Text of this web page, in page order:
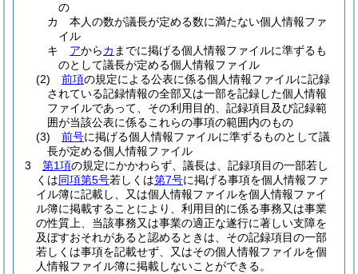
の
カ
本人の数が議長が定める数に満たない個人情報ファ
イル
キ
アからカ までに掲げる個人情報ファイルに準ずるも
のとして議長が定める個人情報ファイル
(2)
前項の規定による公表に係る個人情報ファイルに記録
されている記録情報の全部又は一部を記録した個人情報
ファイルであって、その利用目的、記録項目及び記録範
囲が当該公表に係るこれらの事項の範囲内のもの
(3)
前号に掲げる個人情報ファイルに準ずるものとして議
長が定める個人情報ファイル
3
第1項の規定にかかわらず、議長は、記録項目の一部若し
くは同項第5号若しくは第7号に掲げる事項を個人情報ファ
イル簿に記載し、又は個人情報ファイルを個人情報ファイ
ル簿に掲載することにより、利用目的に係る事務又は事業
の性質上、当該事務又は事業の適正な遂行に著しい支障を
及ぼすおそれがあると認めるときは、その記録項目の一部
若しくは事項を記載せず、又はその個人情報ファイルを個
人情報ファイル簿に掲載しないことができる。